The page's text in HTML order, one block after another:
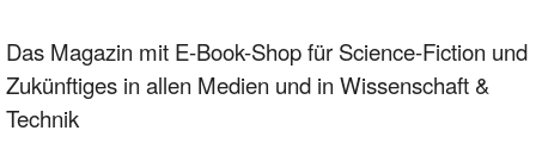
Das Magazin mit E-Book-Shop für Science-Fiction und
Zukünftiges in allen Medien und in Wissenschaft &
Technik